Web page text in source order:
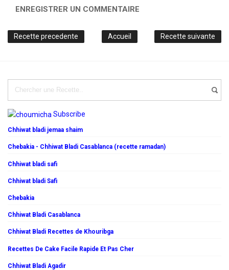
ENREGISTRER UN COMMENTAIRE
Recette precedente Recette suivante
Accueil
Subscribe
Chhiwat bladi jemaa shaim
Chebakia - Chhiwat Bladi Casablanca (recette ramadan)
Chhiwat bladi safi
Chhiwat bladi Safi
Chebakia
Chhiwat Bladi Casablanca
Chhiwat Bladi Recettes de Khouribga
Recettes De Cake Facile Rapide Et Pas Cher
Chhiwat Bladi Agadir